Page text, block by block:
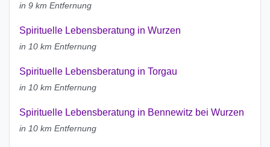
in 9 km Entfernung
Spirituelle Lebensberatung in Wurzen
in 10 km Entfernung
Spirituelle Lebensberatung in Torgau
in 10 km Entfernung
Spirituelle Lebensberatung in Bennewitz bei Wurzen
in 10 km Entfernung